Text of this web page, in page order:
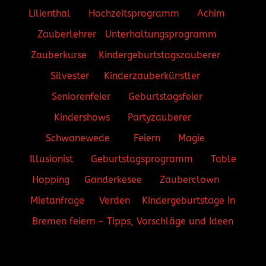
Lilienthal
Hochzeitsprogramm
Achim
Zauberlehrer
Unterhaltungsprogramm
Zauberkurse
Kindergeburtstagszauberer
Silvester
Kinderzauberkünstler
Seniorenfeier
Geburtstagsfeier
Kindershows
Partyzauberer
Schwanewede
Feiern
Magie
Illusionist
Geburtstagsprogramm
Table
Hopping
Ganderkesee
Zauberclown
Mietanfrage
Verden
Kindergeburtstage in
Bremen feiern – Tipps, Vorschläge und Ideen